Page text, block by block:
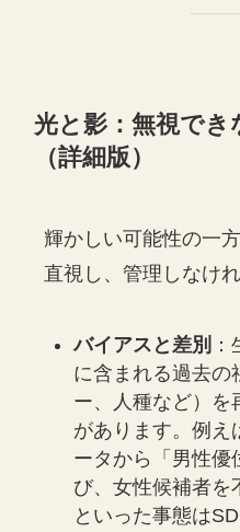
光と影：無視でき
（詳細版）
輝かしい可能性の一
直視し、管理しなけ
バイアスと差別
に含まれる過去の
ー、人種など）を
があります。例え
ータから「男性優
び、女性候補者を
といった事態は